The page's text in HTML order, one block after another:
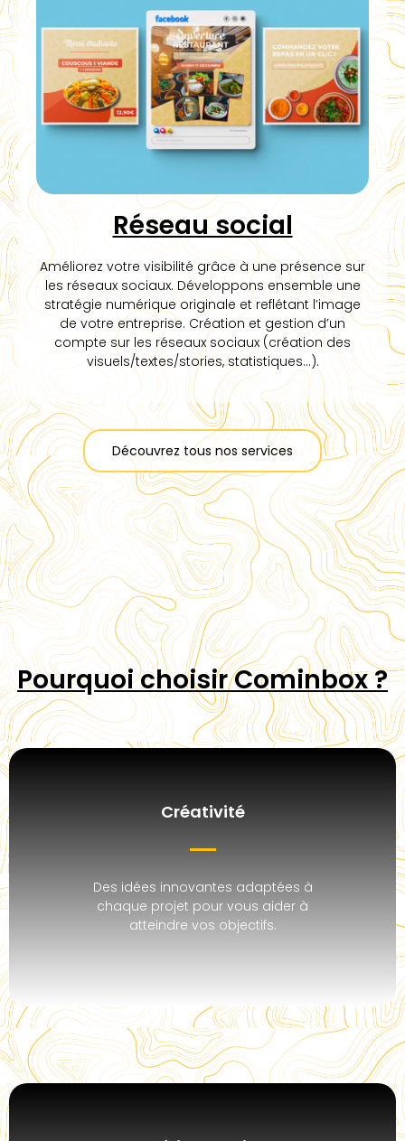
Réseau social
Améliorez votre visibilité grâce à une présence sur
les réseaux sociaux. Développons ensemble une
stratégie numérique originale et reflétant l’image
de votre entreprise. Création et gestion d’un
compte sur les réseaux sociaux (création des
visuels/textes/stories, statistiques…).
Découvrez tous nos services
Pourquoi choisir Cominbox ?
Créativité
Des idées innovantes adaptées à
chaque projet pour vous aider à
atteindre vos objectifs.